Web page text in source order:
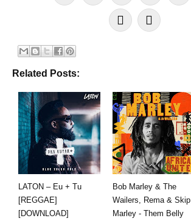
Related Posts:
LATON – Eu + Tu
[REGGAE]
[DOWNLOAD]
Bob Marley & The
Wailers, Rema & Skip
Marley - Them Belly